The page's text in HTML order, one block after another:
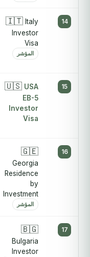
14
🇮🇹 Italy
Investor
Visa
المؤشر
15
🇺🇸 USA
EB-5
Investor
Visa
16
🇬🇪
Georgia
Residence
by
Investment
المؤشر
17
🇧🇬
Bulgaria
Investor